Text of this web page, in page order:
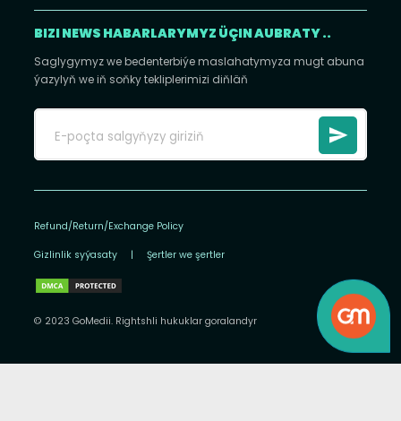
BIZI NEWS HABARLARYMYZ ÜÇIN AUBRATY ..
Saglygymyz we bedenterbiýe maslahatymyza mugt abuna
ýazylyň we iň soňky tekliplerimizi diňläň
Refund/Return/Exchange Policy
Gizlinlik syýasaty | Şertler we şertler
© 2023 GoMedii. Rightshli hukuklar goralandyr